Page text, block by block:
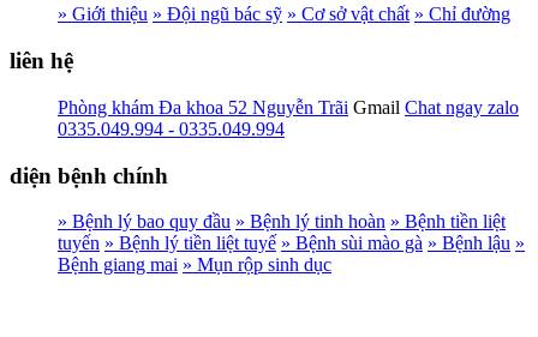
» Giới thiệu » Đội ngũ bác sỹ » Cơ sở vật chất » Chỉ đường
liên hệ
Phòng khám Đa khoa 52 Nguyễn Trãi Gmail Chat ngay zalo
0335.049.994 - 0335.049.994
diện bệnh chính
» Bệnh lý bao quy đầu » Bệnh lý tinh hoàn » Bệnh tiền liệt
tuyến » Bệnh lý tiền liệt tuyế » Bệnh sùi mào gà » Bệnh lậu »
Bệnh giang mai » Mụn rộp sinh dục